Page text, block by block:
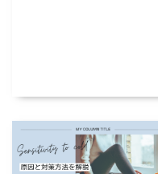
アルモニベルツ